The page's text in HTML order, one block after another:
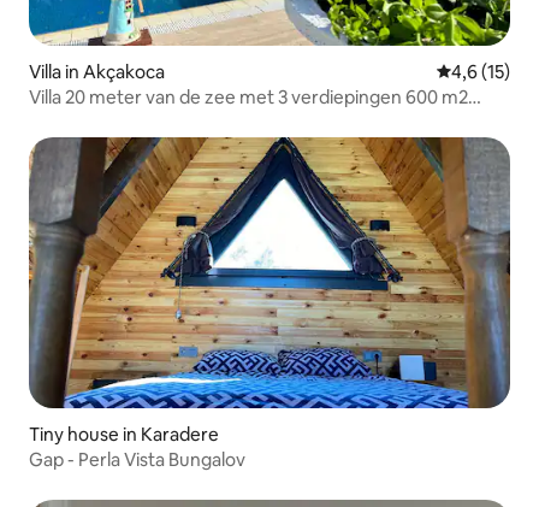
Villa in Akçakoca
4,6 (15)
Villa 20 meter van de zee met 3 verdiepingen 600 m2
Tiny house in Karadere
Gap - Perla Vista Bungalov